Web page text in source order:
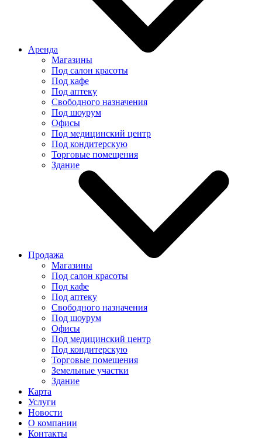
Аренда
Магазины
Под салон красоты
Под кафе
Под аптеку
Свободного назначения
Под шоурум
Офисы
Под медицинский центр
Под кондитерскую
Торговые помещения
Здание
Продажа
Магазины
Под салон красоты
Под кафе
Под аптеку
Свободного назначения
Под шоурум
Офисы
Под медицинский центр
Под кондитерскую
Торговые помещения
Земельные участки
Здание
Карта
Услуги
Новости
О компании
Контакты